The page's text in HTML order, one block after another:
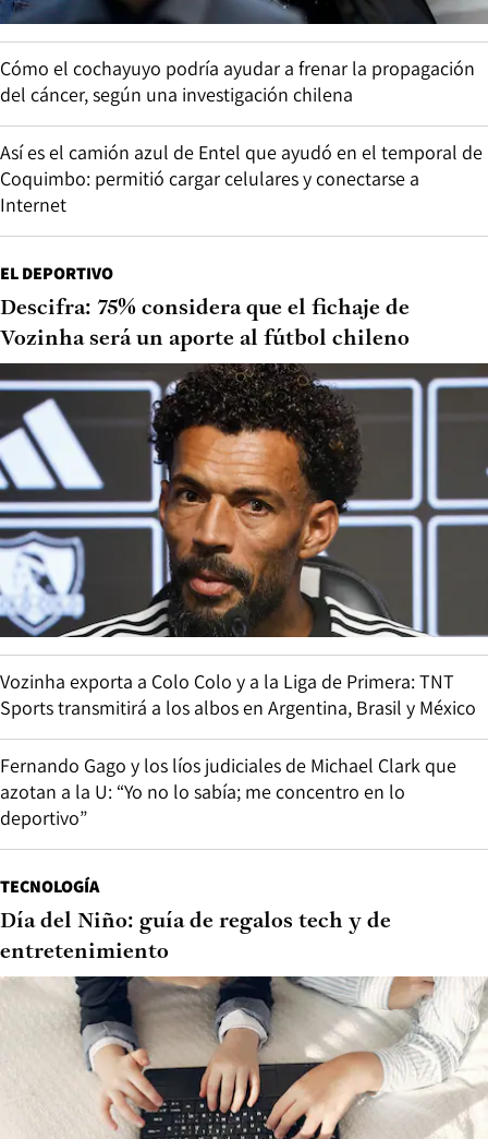
Cómo el cochayuyo podría ayudar a frenar la propagación
del cáncer, según una investigación chilena
Así es el camión azul de Entel que ayudó en el temporal de
Coquimbo: permitió cargar celulares y conectarse a
Internet
EL DEPORTIVO
Descifra: 75% considera que el fichaje de
Vozinha será un aporte al fútbol chileno
Vozinha exporta a Colo Colo y a la Liga de Primera: TNT
Sports transmitirá a los albos en Argentina, Brasil y México
Fernando Gago y los líos judiciales de Michael Clark que
azotan a la U: “Yo no lo sabía; me concentro en lo
deportivo”
TECNOLOGÍA
Día del Niño: guía de regalos tech y de
entretenimiento